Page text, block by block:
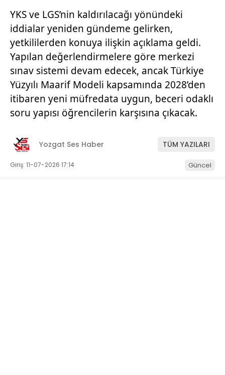
YKS ve LGS’nin kaldırılacağı yönündeki
iddialar yeniden gündeme gelirken,
yetkililerden konuya ilişkin açıklama geldi.
Yapılan değerlendirmelere göre merkezi
sınav sistemi devam edecek, ancak Türkiye
Yüzyılı Maarif Modeli kapsamında 2028’den
itibaren yeni müfredata uygun, beceri odaklı
soru yapısı öğrencilerin karşısına çıkacak.
Yozgat Ses Haber TÜM YAZILARI
Giriş: 11-07-2026 17:14 Güncel